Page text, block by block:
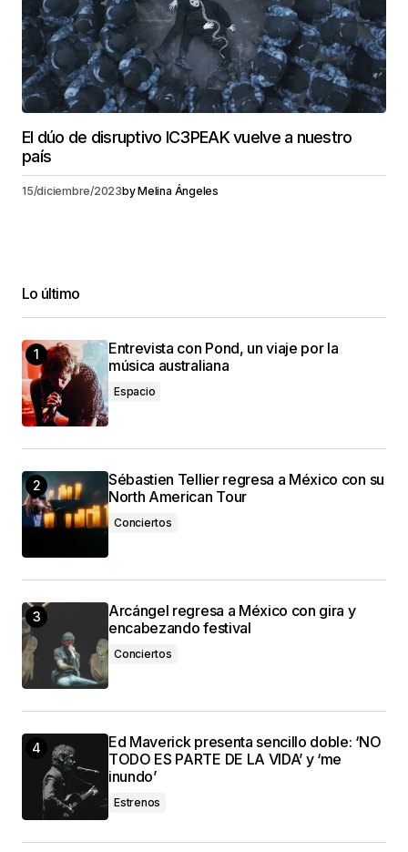
El dúo de disruptivo IC3PEAK vuelve a nuestro
país
15/diciembre/2023byMelina Ángeles
Lo último
Entrevista con Pond, un viaje por la
música australiana
Espacio
Sébastien Tellier regresa a México con su
North American Tour
Conciertos
Arcángel regresa a México con gira y
encabezando festival
Conciertos
Ed Maverick presenta sencillo doble: ‘NO
TODO ES PARTE DE LA VIDA’ y ‘me
inundo’
Estrenos